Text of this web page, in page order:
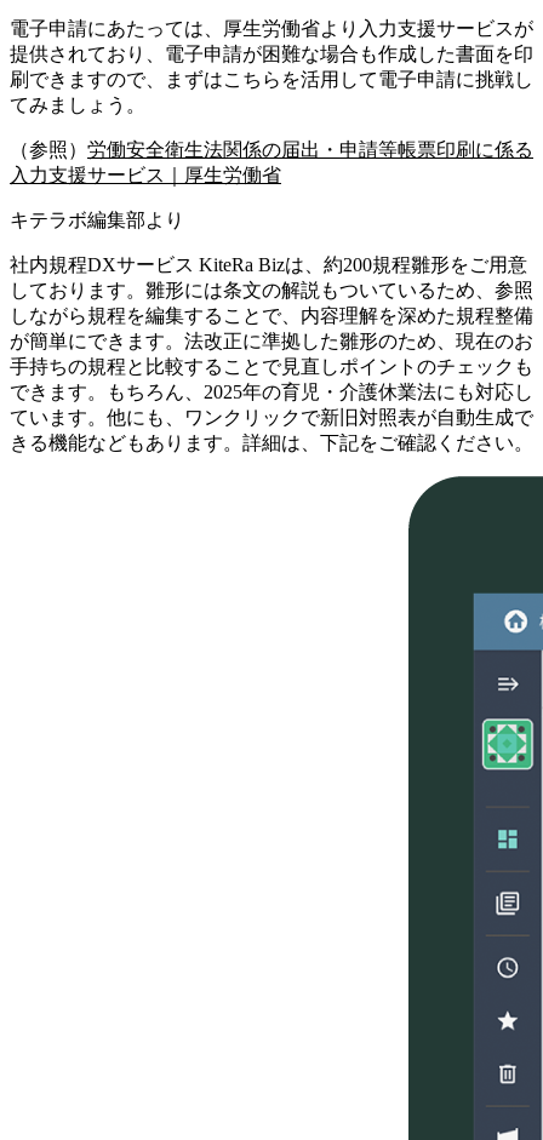
電子申請にあたっては、厚生労働省より入力支援サービスが
提供されており、電子申請が困難な場合も作成した書面を印
刷できますので、まずはこちらを活用して電子申請に挑戦し
てみましょう。
（参照） 労働安全衛生法関係の届出・申請等帳票印刷に係る
入力支援サービス｜厚生労働省
キテラボ編集部より
社内規程DXサービス KiteRa Bizは、 約200規程雛形をご用意
しております。 雛形には条文の解説もついているため、参照
しながら規程を編集することで、内容理解を深めた規程整備
が簡単にできます。法改正に準拠した雛形のため、現在のお
手持ちの規程と比較することで見直しポイントのチェックも
できます。
もちろん、2025年の育児・介護休業法にも対応し
ています。 他にも、
ワンクリックで新旧対照表が自動生成で
きる機能などもあります。詳細は、下記をご確認ください。